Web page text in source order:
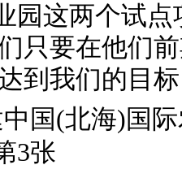
园这两个试
只要在他们
到我们的目